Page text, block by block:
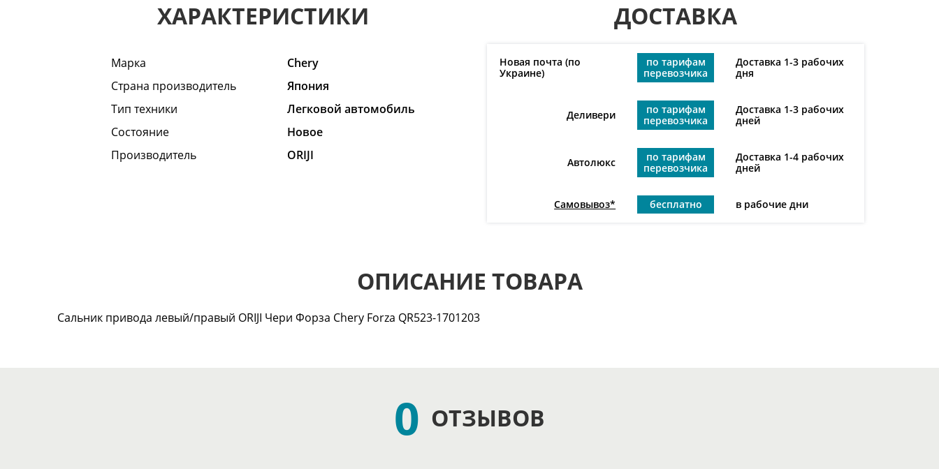
ХАРАКТЕРИСТИКИ
Марка
Chery
Страна производитель
Япония
Тип техники
Легковой автомобиль
Состояние
Hовое
Производитель
ORIJI
ДОСТАВКА
Новая почта (по
Украине)
по тарифам
перевозчика
Доставка 1-3 рабочих
дня
Деливери
по тарифам
перевозчика
Доставка 1-3 рабочих
дней
Автолюкс
по тарифам
перевозчика
Доставка 1-4 рабочих
дней
Самовывоз* бесплатно в рабочие дни
ОПИСАНИЕ ТОВАРА
Сальник привода левый/правый ORIJI Чери Форза Chery Forza QR523-1701203
0 ОТЗЫВОВ